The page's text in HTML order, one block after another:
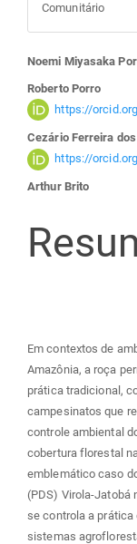
Comunitário
do
artigo
Noemi Miyasaka
Roberto Porro
https://
Cezário Ferreira
https://
Arthur Brito
Em contextos de
Amazônia, a roça
prática tradicional,
campesinatos que
controle ambiental
cobertura florestal
emblemático caso
(PDS) Virola-Jatobá
se controla a
sistemas